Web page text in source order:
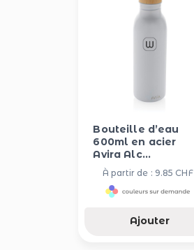
Bouteille d’eau
600ml en acier
Avira Alc...
À partir de : 9.85 CHF
Ajouter